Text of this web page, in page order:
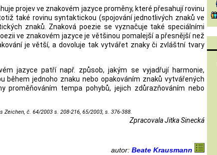
projev ve znakovém jazyce proměny, které přesahují rovinu
také rovinu syntaktickou (spojování jednotlivých znaků ve
znaků. Znaková poezie se vyznačuje také speciálními
ve znakovém jazyce je většinou pomalejší a přesnější než
je větší, a dovoluje tak vytvářet znaky či zvláštní tvary
jazyce patří např. způsob, jakým se vyjadřují harmonie,
během jednoho znaku nebo opakováním znaků vytvářených
proměňováním tempa pohybů, jejich zdůrazňováním nebo
č. 64/2003 s. 208-216, 65/2003, s. 376-388.
Zpracovala Jitka Sinecká
autor: Beate Krausmann